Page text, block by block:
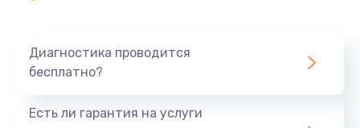
Диагностика проводится
бесплатно?
Есть ли гарантия на услуги